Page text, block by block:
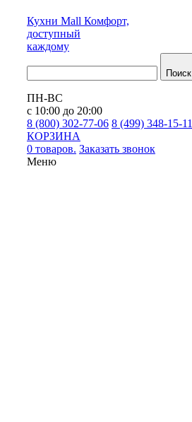
Кухни Mall Комфорт,
доступный
каждому
Поиск
ПН-ВС
с 10:00 до 20:00
8 (800) 302-77-06 8 (499) 348-15-11
КОРЗИНА
0 товаров. Заказать звонок
Меню